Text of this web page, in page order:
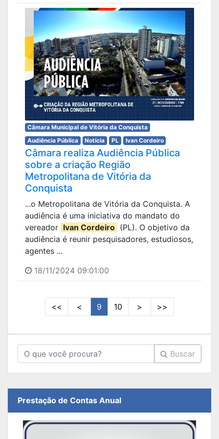
Câmara Municipal de Vitória da Conquista
Audiência Pública
Notícia PL Ivan Cordeiro
Câmara realiza Audiência Pública
sobre a criação Região
Metropolitana de Vitória da
Conquista
...o Metropolitana de Vitória da Conquista. A
audiência é uma iniciativa do mandato do
vereador Ivan Cordeiro (PL). O objetivo da
audiência é reunir pesquisadores, estudiosos,
agentes ...
18/11/2024 09:01:00
<< < 9 10 > >>
Buscar
Prestação de Contas Anual